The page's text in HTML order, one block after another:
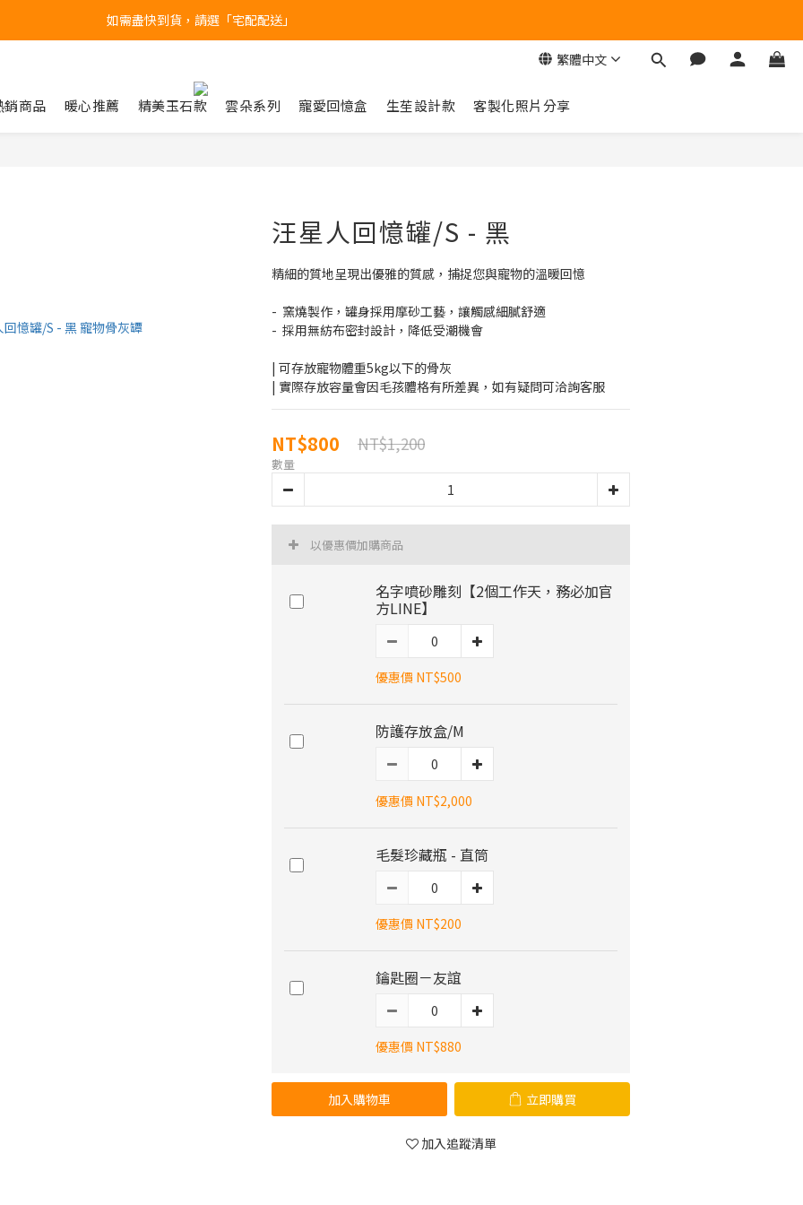
台北民權門市，現貨展示中
產品均備有現貨，下單後最快當天即可出貨
繁體中文
銷商品 暖心推薦 精美玉石款 雲朵系列 寵愛回憶盒 生苼設計款 客製化照片分享
汪星人回憶罐/S - 黑
精細的質地呈現出優雅的質感，捕捉您與寵物的溫暖回憶
-  窯燒製作，罐身採用摩砂工藝，讓觸感細膩舒適
-  採用無紡布密封設計，降低受潮機會
| 可存放寵物體重5kg以下的骨灰
| 實際存放容量會因毛孩體格有所差異，如有疑問可洽詢客服
NT$800 NT$1,200
數量
以優惠價加購商品
名字噴砂雕刻【2個工作天，務必加官
方LINE】
優惠價 NT$500
防護存放盒/M
優惠價 NT$2,000
毛髮珍藏瓶 - 直筒
優惠價 NT$200
鑰匙圈－友誼
優惠價 NT$880
加入購物車 立即購買
加入追蹤清單